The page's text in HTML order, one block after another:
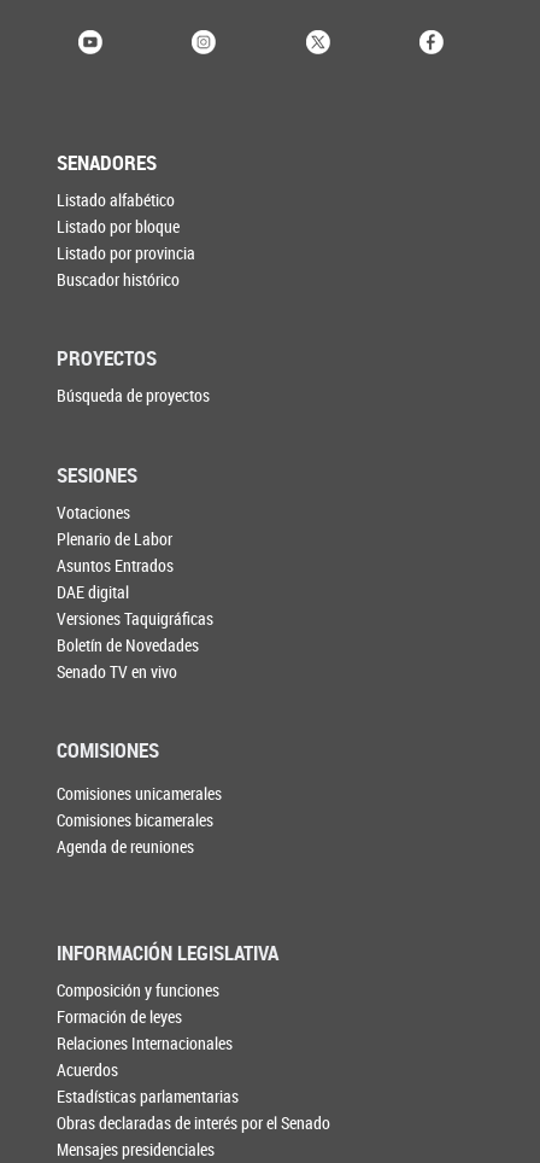
SENADORES
Listado alfabético
Listado por bloque
Listado por provincia
Buscador histórico
PROYECTOS
Búsqueda de proyectos
SESIONES
Votaciones
Plenario de Labor
Asuntos Entrados
DAE digital
Versiones Taquigráficas
Boletín de Novedades
Senado TV en vivo
COMISIONES
Comisiones unicamerales
Comisiones bicamerales
Agenda de reuniones
INFORMACIÓN LEGISLATIVA
Composición y funciones
Formación de leyes
Relaciones Internacionales
Acuerdos
Estadísticas parlamentarias
Obras declaradas de interés por el Senado
Mensajes presidenciales